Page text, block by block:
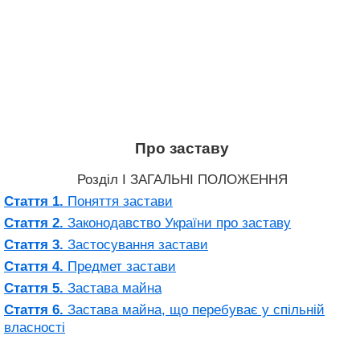
Про заставу
Розділ I ЗАГАЛЬНІ ПОЛОЖЕННЯ
Стаття 1. Поняття застави
Стаття 2. Законодавство України про заставу
Стаття 3. Застосування застави
Стаття 4. Предмет застави
Стаття 5. Застава майна
Стаття 6. Застава майна, що перебуває у спільній
власності